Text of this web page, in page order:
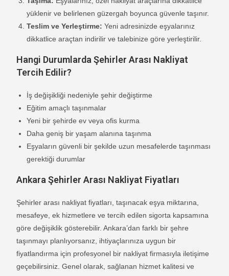
yüklenir ve belirlenen güzergah boyunca güvenle taşınır.
Teslim ve Yerleştirme: Yeni adresinizde eşyalarınız
dikkatlice araçtan indirilir ve talebinize göre yerleştirilir.
Hangi Durumlarda Şehirler Arası Nakliyat
Tercih Edilir?
İş değişikliği nedeniyle şehir değiştirme
Eğitim amaçlı taşınmalar
Yeni bir şehirde ev veya ofis kurma
Daha geniş bir yaşam alanına taşınma
Eşyaların güvenli bir şekilde uzun mesafelerde taşınması
gerektiği durumlar
Ankara Şehirler Arası Nakliyat Fiyatları
Şehirler arası nakliyat fiyatları, taşınacak eşya miktarına,
mesafeye, ek hizmetlere ve tercih edilen sigorta kapsamına
göre değişiklik gösterebilir. Ankara’dan farklı bir şehre
taşınmayı planlıyorsanız, ihtiyaçlarınıza uygun bir
fiyatlandırma için profesyonel bir nakliyat firmasıyla iletişime
geçebilirsiniz. Genel olarak, sağlanan hizmet kalitesi ve